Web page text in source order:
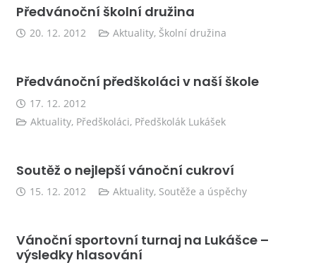
Předvánoční školní družina
20. 12. 2012 Aktuality, Školní družina
Předvánoční předškoláci v naší škole
17. 12. 2012
Aktuality, Předškoláci, Předškolák Lukášek
Soutěž o nejlepší vánoční cukroví
15. 12. 2012 Aktuality, Soutěže a úspěchy
Vánoční sportovní turnaj na Lukášce –
výsledky hlasování